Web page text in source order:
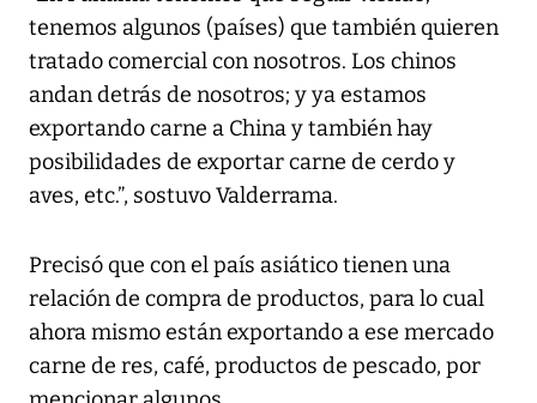
tenemos algunos (países) que también quieren
tratado comercial con nosotros. Los chinos
andan detrás de nosotros; y ya estamos
exportando carne a China y también hay
posibilidades de exportar carne de cerdo y
aves, etc.”, sostuvo Valderrama.
Precisó que con el país asiático tienen una
relación de compra de productos, para lo cual
ahora mismo están exportando a ese mercado
carne de res, café, productos de pescado, por